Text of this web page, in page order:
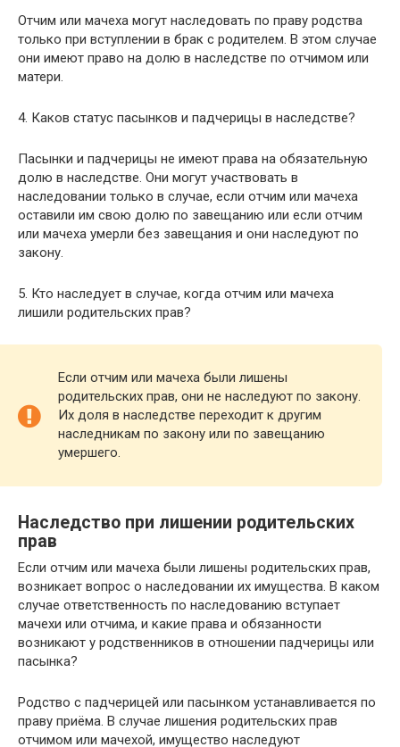
Отчим или мачеха могут наследовать по праву родства
только при вступлении в брак с родителем. В этом случае
они имеют право на долю в наследстве по отчимом или
матери.
4. Каков статус пасынков и падчерицы в наследстве?
Пасынки и падчерицы не имеют права на обязательную
долю в наследстве. Они могут участвовать в
наследовании только в случае, если отчим или мачеха
оставили им свою долю по завещанию или если отчим
или мачеха умерли без завещания и они наследуют по
закону.
5. Кто наследует в случае, когда отчим или мачеха
лишили родительских прав?
Если отчим или мачеха были лишены
родительских прав, они не наследуют по закону.
Их доля в наследстве переходит к другим
наследникам по закону или по завещанию
умершего.
Наследство при лишении родительских
прав
Если отчим или мачеха были лишены родительских прав,
возникает вопрос о наследовании их имущества. В каком
случае ответственность по наследованию вступает
мачехи или отчима, и какие права и обязанности
возникают у родственников в отношении падчерицы или
пасынка?
Родство с падчерицей или пасынком устанавливается по
праву приёма. В случае лишения родительских прав
отчимом или мачехой, имущество наследуют